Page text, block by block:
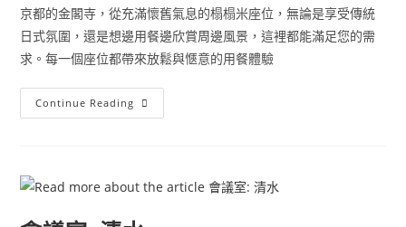
京都的金閣寺，從充滿懷舊氣息的榻榻米座位，無論是享受傳統
日式氛圍，還是想邊用餐邊欣賞周邊風景，這裡都能滿足您的需
求。每一個座位都帶來放鬆與愜意的用餐體驗
Continue Reading